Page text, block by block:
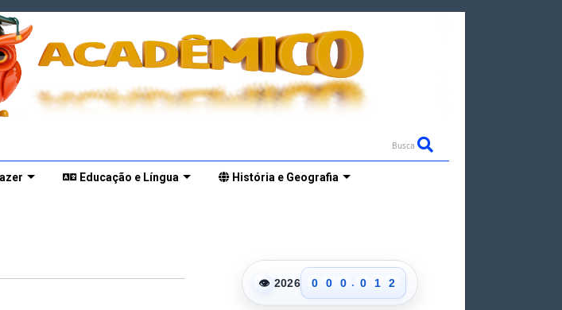
Busca
Educação e Língua História e Geografia
👁 2026
0
1
0
1
0
1
. 0
1
0
1
2
1
2
3